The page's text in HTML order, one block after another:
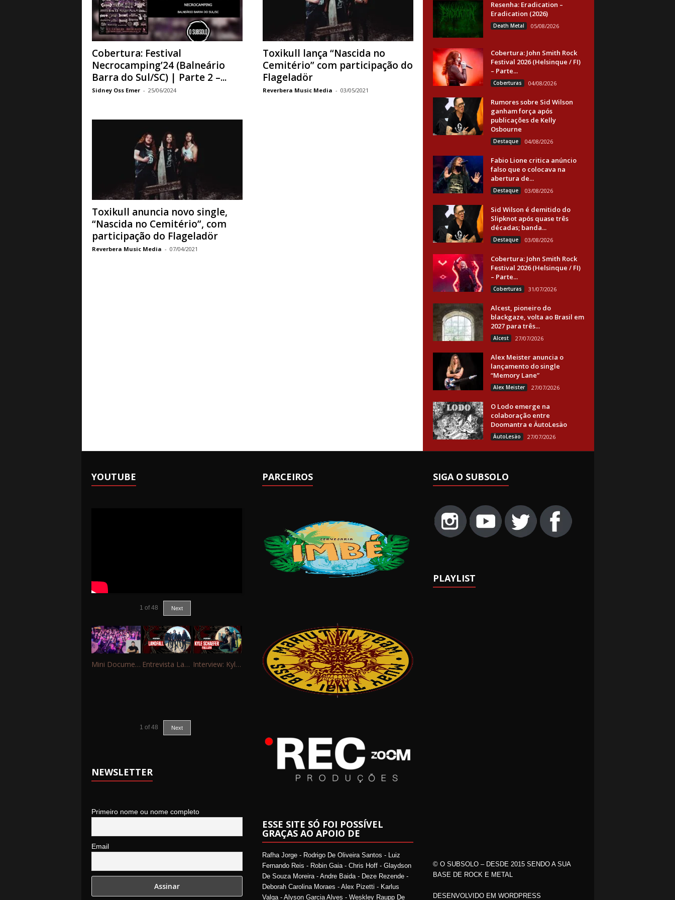
Cobertura: Festival
Necrocamping’24 (Balneário
Barra do Sul/SC) | Parte 2 –...
Sidney Oss Emer - 25/06/2024
Toxikull lança “Nascida no
Cemitério” com participação do
Flageladör
Reverbera Music Media - 03/05/2021
Toxikull anuncia novo single,
“Nascida no Cemitério”, com
participação do Flageladör
Reverbera Music Media - 07/04/2021
Resenha: Eradication –
Eradication (2026)
Death Metal 05/08/2026
Cobertura: John Smith Rock
Festival 2026 (Helsinque / FI)
– Parte...
Coberturas 04/08/2026
Rumores sobre Sid Wilson
ganham força após
publicações de Kelly
Osbourne
Destaque 04/08/2026
Fabio Lione critica anúncio
falso que o colocava na
abertura de...
Destaque 03/08/2026
Sid Wilson é demitido do
Slipknot após quase três
décadas; banda...
Destaque 03/08/2026
Cobertura: John Smith Rock
Festival 2026 (Helsinque / FI)
– Parte...
Coberturas 31/07/2026
Alcest, pioneiro do
blackgaze, volta ao Brasil em
2027 para três...
Alcest 27/07/2026
Alex Meister anuncia o
lançamento do single
“Memory Lane”
Alex Meister 27/07/2026
O Lodo emerge na
colaboração entre
Doomantra e ÄutoLesäo
ÄutoLesäo 27/07/2026
YOUTUBE
1 of 48 Next
Mini Documentário – 10 Anos de Portinho Rock Entrevista Landfall Interview: Kyle Schaefer (Fallujah)
1 of 48 Next
NEWSLETTER
Primeiro nome ou nome completo
Email
PARCEIROS
ESSE SITE SÓ FOI POSSÍVEL
GRAÇAS AO APOIO DE
Rafha Jorge - Rodrigo De Oliveira Santos - Luiz
Fernando Reis - Robin Gaia - Chris Hoff - Glaydson
De Souza Moreira - Andre Baida - Deze Rezende -
Deborah Carolina Moraes - Alex Pizetti - Karlus
Valga - Alyson Garcia Alves - Weskley Raupp De
SIGA O SUBSOLO
PLAYLIST
© O SUBSOLO – DESDE 2015 SENDO A SUA
BASE DE ROCK E METAL
DESENVOLVIDO EM WORDPRESS